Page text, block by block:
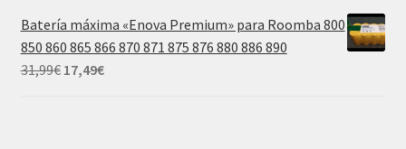
original
era:
31,99€.
actual
es:
17,49€.
Batería máxima «Enova Premium» para Roomba 800
850 860 865 866 870 871 875 876 880 886 890
31,99€ El
17,49€El